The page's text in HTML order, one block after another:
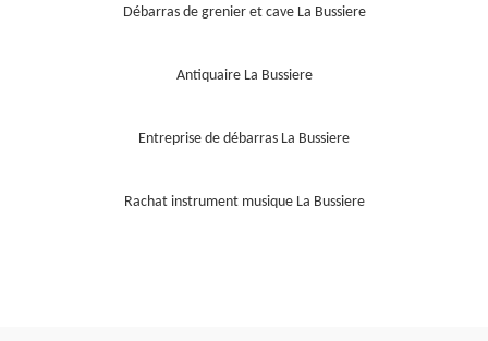
Débarras de grenier et cave La Bussiere
Antiquaire La Bussiere
Entreprise de débarras La Bussiere
Rachat instrument musique La Bussiere